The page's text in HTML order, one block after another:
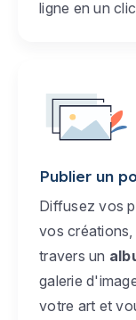
ligne en un
Publier un
Diffusez vos
vos
travers un
galerie
votre art et